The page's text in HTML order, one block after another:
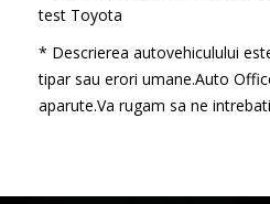
test Toyota
* Descrierea autovehiculului
tipar sau erori umane.Auto
aparute.Va rugam sa ne